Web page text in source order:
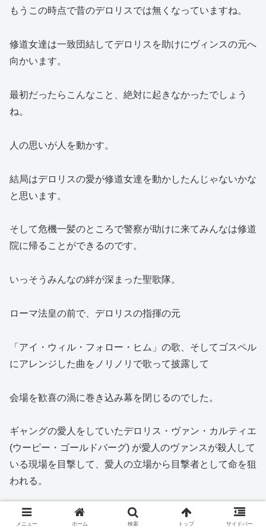
もうこの時点で昔のデロリスでは無くなっていますね。
修道女達は一致団結してデロリスを助けにヴィンスの元へ
向かいます。
最初だったらこんなこと、絶対に起きなかったでしょう
ね。
人の思いが人を動かす。
結局はデロリスの愛が修道女達を動かしたんじゃないかな
と思います。
そして危機一髪のところで警察が助けに来てみんなは修道
院に帰ることができるのです。
いっそうみんなの絆が深まった聖歌隊。
ローマ法皇の前で、デロリスの指揮の元
「アイ・ウィル・フォロー・ヒム」の歌、そしてゴスペル
にアレンジした曲をノリノリで歌って披露して
会場を歓喜の渦に巻き込み幕を閉じるのでした。
ギャングの愛人をしていたデロリス・ヴァン・カルティエ
(ウーピー・ゴールドバーグ) が愛人のヴァンスが殺人して
いる現場を目撃して、愛人の立場から目撃者として命を狙
われる。
最初は修道女として「こうあるべき」と本当の自分として
メニュー ホーム 検索 トップ サイドバー